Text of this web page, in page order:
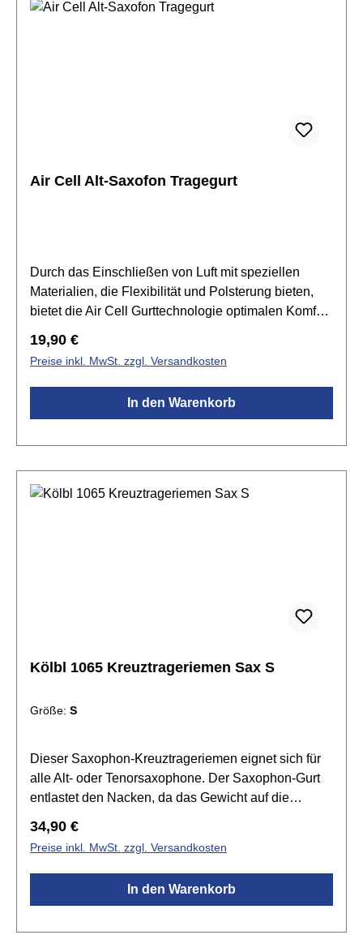
Air Cell Alt-Saxofon Tragegurt
Durch das Einschließen von Luft mit speziellen
Materialien, die Flexibilität und Polsterung bieten,
bietet die Air Cell Gurttechnologie optimalen Komfort
auf Schulter oder Nacken absorbiert und das
Gewicht des Instruments wird großflächig verteilt.
Der gummibeschichtete Metallclip ist langlebig und
wird die Oberfläche des Instruments nicht zerkratzen
Saxophonriemen leicht verstellbar und passt zu
Neopren mit sehr weicher Air Cell PolsterungLeicht
Regulärer Preis:
19,90 €
Preise inkl. MwSt. zzgl. Versandkosten
In den Warenkorb
Kölbl 1065 Kreuztrageriemen Sax S
Größe: S
Dieser Saxophon-Kreuztrageriemen eignet sich für
alle Alt- oder Tenorsaxophone. Der Saxophon-Gurt
entlastet den Nacken, da das Gewicht auf die
Tenor Saxophon geeignetGewebeband 50mm
breitläuft über beide SchulternKarabinerhaken aus
KunststoffglasfaserverstärktEinstellung der Länge ist
möglichMade in GermanyGröße: S
Regulärer Preis:
34,90 €
Preise inkl. MwSt. zzgl. Versandkosten
In den Warenkorb